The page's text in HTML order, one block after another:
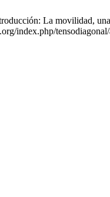
La movilidad,
index.php/